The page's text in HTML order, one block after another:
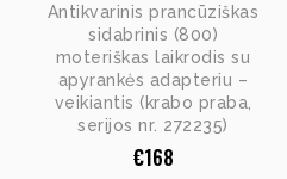
Antikvarinis prancūziškas
sidabrinis (800)
moteriškas laikrodis su
apyrankės adapteriu –
veikiantis (krabo praba,
serijos nr. 272235)
€168